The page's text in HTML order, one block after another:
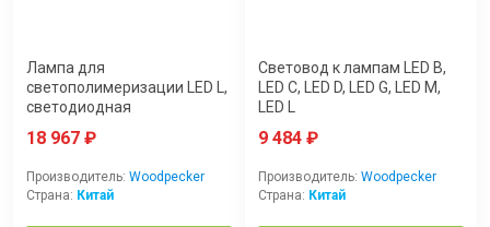
Лампа для
светополимеризации LED L,
светодиодная
18 967 ₽
Производитель: Woodpecker
Страна: Китай
Световод к лампам LED B,
LED C, LED D, LED G, LED M,
LED L
9 484 ₽
Производитель: Woodpecker
Страна: Китай